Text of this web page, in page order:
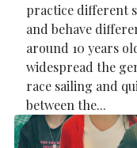
practice different
and behave
around 10 years
widespread the
race sailing and
between the...